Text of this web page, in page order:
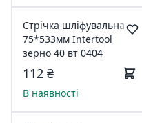
Стрічка шліфувальна
75*533мм Intertool
зерно 40 вт 0404
112 ₴
В наявності